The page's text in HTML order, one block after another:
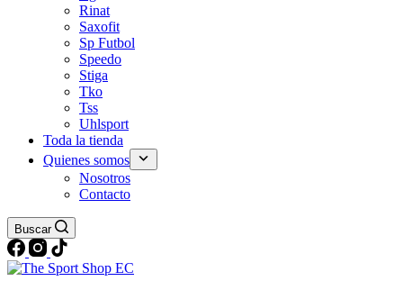
Rinat
Saxofit
Sp Futbol
Speedo
Stiga
Tko
Tss
Uhlsport
Toda la tienda
Quienes somos
Nosotros
Contacto
Buscar